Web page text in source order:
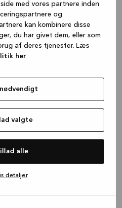
med vores partnere inden
og
kan kombinere disse
du har givet dem, eller som
af deres tjenester. Læs
her
nødvendigt
valgte
alle
detaljer
the browser console for more
.